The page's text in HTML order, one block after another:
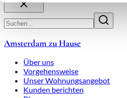
Amsterdam zu Hause
Über uns
Vorgehensweise
Unser Wohnungsangebot
Kunden berichten